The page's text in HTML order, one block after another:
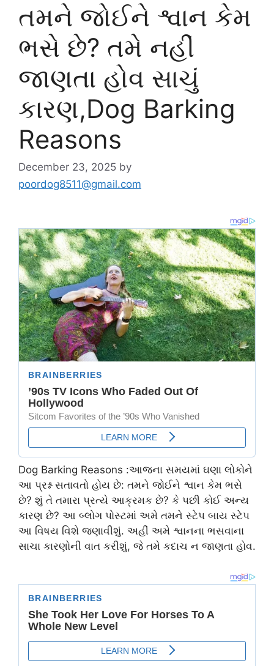
તમને જોઈને શ્વાન કેમ
ભસે છે? તમે નહીં
જાણતા હોવ સાચું
કારણ,Dog Barking
Reasons
December 23, 2025 by
poordog8511@gmail.com
Dog Barking Reasons :આજના સમયમાં ઘણા લોકોને
આ પ્રશ્ન સતાવતો હોય છે: તમને જોઈને શ્વાન કેમ ભસે
છે? શું તે તમારા પ્રત્યે આક્રમક છે? કે પછી કોઈ અન્ય
કારણ છે? આ બ્લોગ પોસ્ટમાં અમે તમને સ્ટેપ બાય સ્ટેપ
આ વિષય વિશે જણાવીશું. અહીં અમે શ્વાનના ભસવાના
સાચા કારણોની વાત કરીશું, જે તમે કદાચ ન જાણતા હોવ.